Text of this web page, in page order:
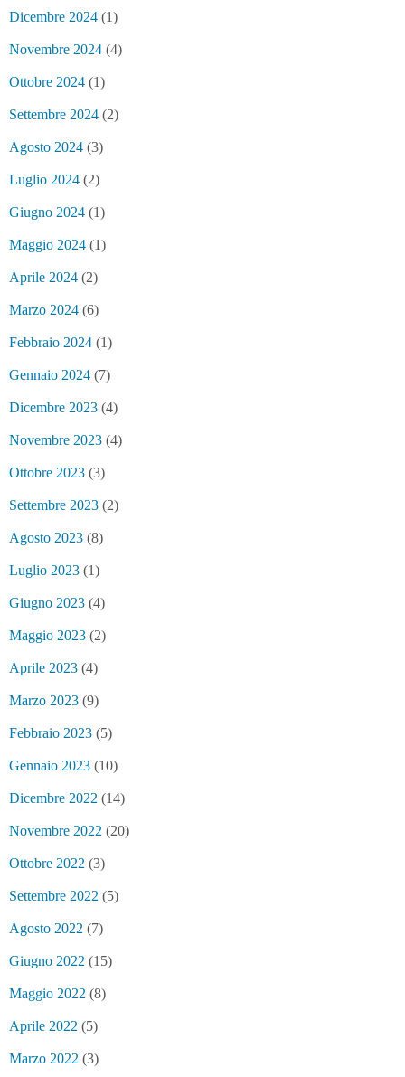
Dicembre 2024 (1)
Novembre 2024 (4)
Ottobre 2024 (1)
Settembre 2024 (2)
Agosto 2024 (3)
Luglio 2024 (2)
Giugno 2024 (1)
Maggio 2024 (1)
Aprile 2024 (2)
Marzo 2024 (6)
Febbraio 2024 (1)
Gennaio 2024 (7)
Dicembre 2023 (4)
Novembre 2023 (4)
Ottobre 2023 (3)
Settembre 2023 (2)
Agosto 2023 (8)
Luglio 2023 (1)
Giugno 2023 (4)
Maggio 2023 (2)
Aprile 2023 (4)
Marzo 2023 (9)
Febbraio 2023 (5)
Gennaio 2023 (10)
Dicembre 2022 (14)
Novembre 2022 (20)
Ottobre 2022 (3)
Settembre 2022 (5)
Agosto 2022 (7)
Giugno 2022 (15)
Maggio 2022 (8)
Aprile 2022 (5)
Marzo 2022 (3)